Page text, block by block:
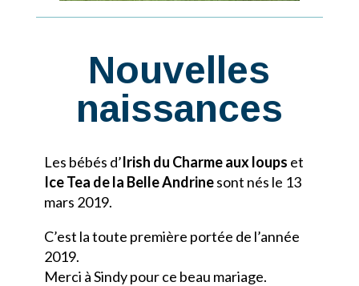
Nouvelles
naissances
Les bébés d’Irish du Charme aux loups et
Ice Tea de la Belle Andrinesont nés le 13
mars 2019.
C’est la toute première portée de l’année
2019.
Merci à Sindy pour ce beau mariage.